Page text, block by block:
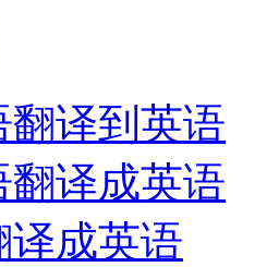
翻译到英语
翻译成英语
译成英语